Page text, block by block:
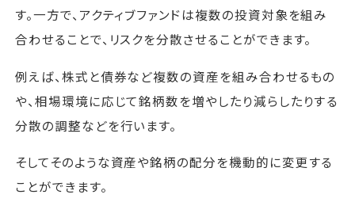
す。一方で、アクティブファンドは複数の投資対象を組み
合わせることで、リスクを分散させることができます。
例えば、株式と債券など複数の資産を組み合わせるもの
や、相場環境に応じて銘柄数を増やしたり減らしたりする
分散の調整などを行います。
そしてそのような資産や銘柄の配分を機動的に変更する
ことができます。